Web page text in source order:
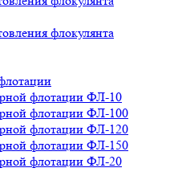
флокулянта
флотации ФЛ-10
флотации ФЛ-100
флотации ФЛ-120
флотации ФЛ-150
флотации ФЛ-20